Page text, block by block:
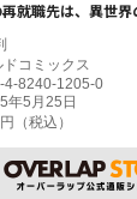
就職先は、異世
ドコミックス
4-8240-1205-0
年5月25日
（税込）